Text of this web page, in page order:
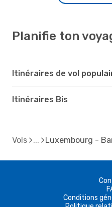
Planifie ton
Itinéraires de vol
Itinéraires Bis
Vols Luxembourg -
Conditions